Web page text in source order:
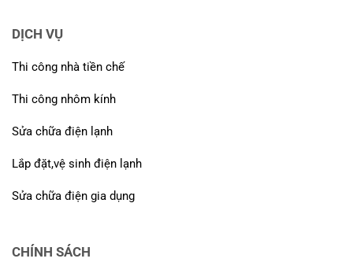
DỊCH VỤ
Thi công nhà tiền chế
Thi công nhôm kính
Sửa chữa điện lạnh
Lắp đặt,vệ sinh điện lạnh
Sửa chữa điện gia dụng
CHÍNH SÁCH